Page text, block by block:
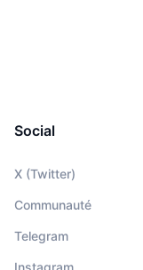
Social
X (Twitter)
Communauté
Telegram